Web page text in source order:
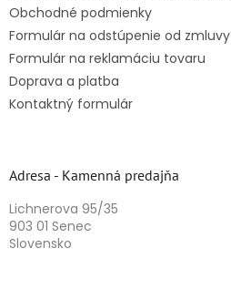
Obchodné podmienky
Formulár na odstúpenie od zmluvy
Formulár na reklamáciu tovaru
Doprava a platba
Kontaktný formulár
Adresa - Kamenná predajňa
Lichnerova 95/35
903 01 Senec
Slovensko